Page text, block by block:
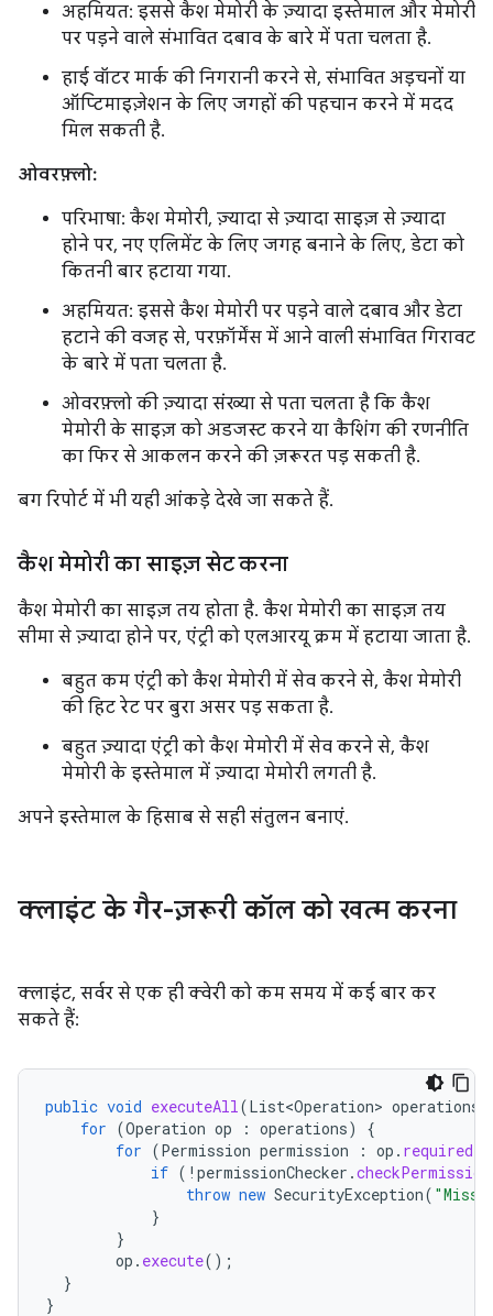
अहमियत: इससे कैश मेमोरी के ज़्यादा इस्तेमाल और मेमोरी
पर पड़ने वाले संभावित दबाव के बारे में पता चलता है.
हाई वॉटर मार्क की निगरानी करने से, संभावित अड़चनों या
ऑप्टिमाइज़ेशन के लिए जगहों की पहचान करने में मदद
मिल सकती है.
ओवरफ़्लो:
परिभाषा: कैश मेमोरी, ज़्यादा से ज़्यादा साइज़ से ज़्यादा
होने पर, नए एलिमेंट के लिए जगह बनाने के लिए, डेटा को
कितनी बार हटाया गया.
अहमियत: इससे कैश मेमोरी पर पड़ने वाले दबाव और डेटा
हटाने की वजह से, परफ़ॉर्मेंस में आने वाली संभावित गिरावट
के बारे में पता चलता है.
ओवरफ़्लो की ज़्यादा संख्या से पता चलता है कि कैश
मेमोरी के साइज़ को अडजस्ट करने या कैशिंग की रणनीति
का फिर से आकलन करने की ज़रूरत पड़ सकती है.
बग रिपोर्ट में भी यही आंकड़े देखे जा सकते हैं.
कैश मेमोरी का साइज़ सेट करना
कैश मेमोरी का साइज़ तय होता है. कैश मेमोरी का साइज़ तय
सीमा से ज़्यादा होने पर, एंट्री को एलआरयू क्रम में हटाया जाता है.
बहुत कम एंट्री को कैश मेमोरी में सेव करने से, कैश मेमोरी
की हिट रेट पर बुरा असर पड़ सकता है.
बहुत ज़्यादा एंट्री को कैश मेमोरी में सेव करने से, कैश
मेमोरी के इस्तेमाल में ज़्यादा मेमोरी लगती है.
अपने इस्तेमाल के हिसाब से सही संतुलन बनाएं.
क्लाइंट के गैर-ज़रूरी कॉल को खत्म करना
क्लाइंट, सर्वर से एक ही क्वेरी को कम समय में कई बार कर
सकते हैं:
public void executeAll(List<Operation> operations
for (Operation op : operations)
{
for (Permission permission : op .
if ( ! permissionChecker .checkPermission
throw new SecurityException(
}
}
op . execute();
}
}